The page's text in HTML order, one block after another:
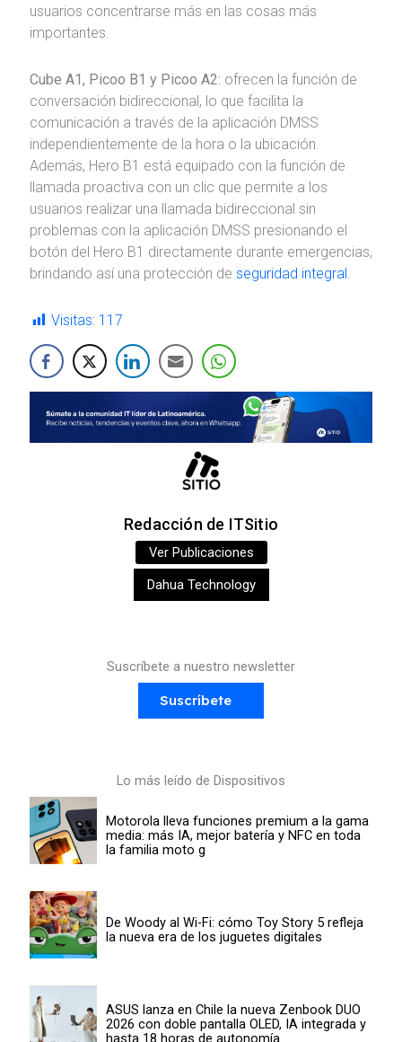
usuarios concentrarse más en las cosas más
importantes.
Cube A1, Picoo B1 y Picoo A2: ofrecen la función de
conversación bidireccional, lo que facilita la
comunicación a través de la aplicación DMSS
independientemente de la hora o la ubicación.
Además, Hero B1 está equipado con la función de
llamada proactiva con un clic que permite a los
usuarios realizar una llamada bidireccional sin
problemas con la aplicación DMSS presionando el
botón del Hero B1 directamente durante emergencias,
brindando así una protección de seguridad integral .
Visitas: 117
Redacción de ITSitio
Ver Publicaciones
Dahua Technology
Suscríbete a nuestro newsletter
Suscríbete
Lo más leído de Dispositivos
Motorola lleva funciones premium a la gama
media: más IA, mejor batería y NFC en toda
la familia moto g
De Woody al Wi-Fi: cómo Toy Story 5 refleja
la nueva era de los juguetes digitales
ASUS lanza en Chile la nueva Zenbook DUO
2026 con doble pantalla OLED, IA integrada y
hasta 18 horas de autonomía